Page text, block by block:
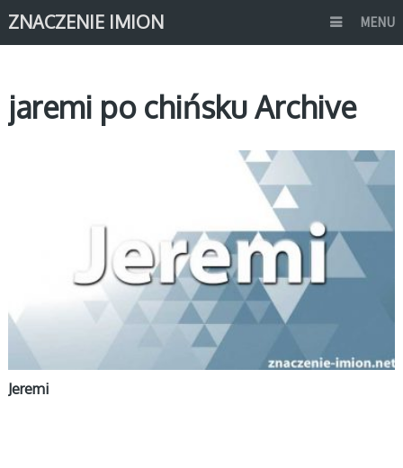
ZNACZENIE IMION MENU
jaremi po chińsku Archive
Jeremi